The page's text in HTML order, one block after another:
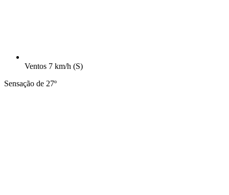
Ventos 7 km/h (S)
Sensação de 27º